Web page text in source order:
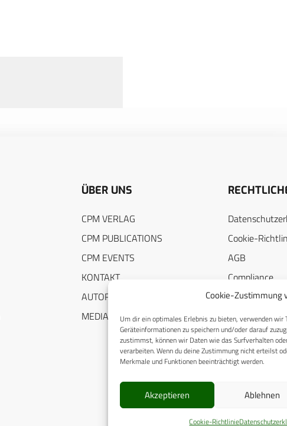
Cookie-Zustimmung
Um dir ein optimales Erlebnis zu bieten, verwenden wir
Geräteinformationen zu speichern und/oder darauf
zustimmst, können wir Daten wie das Surfverhalten
verarbeiten. Wenn du deine Zustimmung nicht erteilst
Merkmale und Funktionen beeinträchtigt werden.
Akzeptieren Ablehnen
Cookie-Richtlinie
ÜBER UNS
CPM VERLAG
CPM PUBLICATIONS
CPM EVENTS
KONTAKT
AUTORENHINWEISE
MEDIADATEN
Cookie-
AGB
Compliance
Impressum